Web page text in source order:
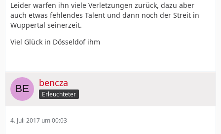
Leider warfen ihn viele Verletzungen zurück, dazu aber
auch etwas fehlendes Talent und dann noch der Streit in
Wuppertal seinerzeit.
Viel Glück in Dösseldof ihm
bencza
Erleuchteter
4. Juli 2017 um 00:03